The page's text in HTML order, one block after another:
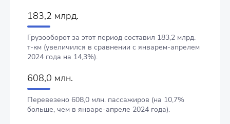
183,2 млрд.
Грузооборот за этот период составил 183,2 млрд.
т-км (увеличился в сравнении с январем-апрелем
2024 года на 14,3%).
608,0 млн.
Перевезено 608,0 млн. пассажиров (на 10,7%
больше, чем в январе-апреле 2024 года).